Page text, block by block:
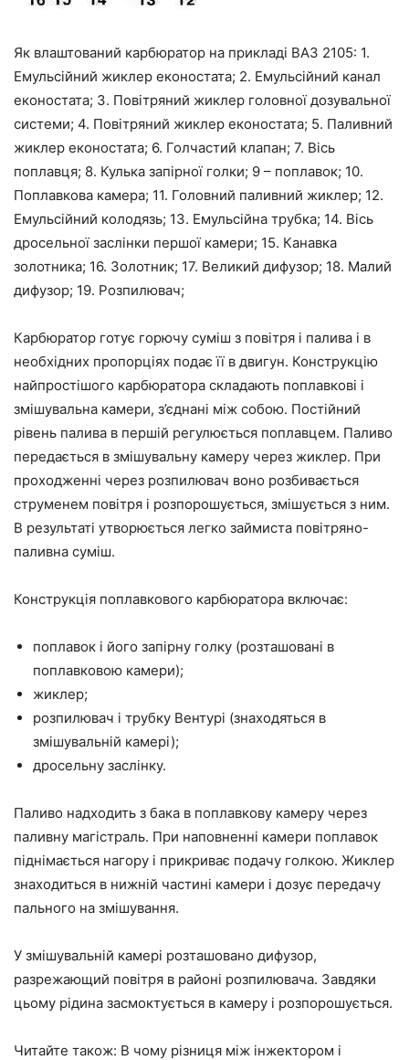
Як влаштований карбюратор на прикладі ВАЗ 2105: 1.
Емульсійний жиклер еконостата; 2. Емульсійний канал
еконостата; 3. Повітряний жиклер головної дозувальної
системи; 4. Повітряний жиклер еконостата; 5. Паливний
жиклер еконостата; 6. Голчастий клапан; 7. Вісь
поплавця; 8. Кулька запірної голки; 9 – поплавок; 10.
Поплавкова камера; 11. Головний паливний жиклер; 12.
Емульсійний колодязь; 13. Емульсійна трубка; 14. Вісь
дросельної заслінки першої камери; 15. Канавка
золотника; 16. Золотник; 17. Великий дифузор; 18. Малий
дифузор; 19. Розпилювач;
Карбюратор готує горючу суміш з повітря і палива і в
необхідних пропорціях подає її в двигун. Конструкцію
найпростішого карбюратора складають поплавкові і
змішувальна камери, з’єднані між собою. Постійний
рівень палива в першій регулюється поплавцем. Паливо
передається в змішувальну камеру через жиклер. При
проходженні через розпилювач воно розбивається
струменем повітря і розпорошується, змішується з ним.
В результаті утворюється легко займиста повітряно-
паливна суміш.
Конструкція поплавкового карбюратора включає:
поплавок і його запірну голку (розташовані в
поплавковою камери);
жиклер;
розпилювач і трубку Вентурі (знаходяться в
змішувальній камері);
дросельну заслінку.
Паливо надходить з бака в поплавкову камеру через
паливну магістраль. При наповненні камери поплавок
піднімається нагору і прикриває подачу голкою. Жиклер
знаходиться в нижній частині камери і дозує передачу
пального на змішування.
У змішувальній камері розташовано дифузор,
разрежающий повітря в районі розпилювача. Завдяки
цьому рідина засмоктується в камеру і розпорошується.
Читайте також: В чому різниця між інжектором і